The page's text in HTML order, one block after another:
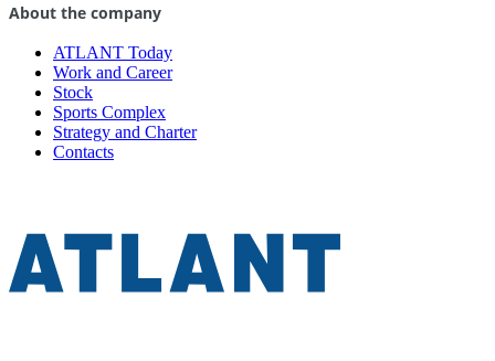
About the company
ATLANT Today
Work and Career
Stock
Sports Complex
Strategy and Charter
Contacts